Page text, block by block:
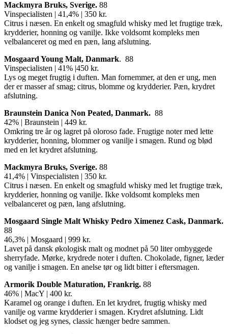
Mackmyra Bruks, Sverige. 88
Vinspecialisten | 41,4% | 350 kr.
Citrus i næsen. En enkelt og smagfuld whisky med let frugtige træk,
krydderier, honning og vanilje. Ikke voldsomt kompleks men
velbalanceret og med en pæn, lang afslutning.
Mosgaard Young Malt, Danmark. 88
Vinspecialisten | 41% |450 kr.
Lys og meget frugtig i duften. Man fornemmer, at den er ung, men
der er masser af smag; citrus, blomme og krydderier. Pæn, krydret
afslutning.
Braunstein Danica Non Peated, Danmark. 88
42% | Braunstein | 449 kr.
Omkring tre år og lagret på oloroso fade. Frugtige noter med lette
krydderier, honning, blommer og vanilje i smagen. Rund og blød
med en let krydret afslutning.
Mackmyra Bruks, Sverige. 88
41,4% | Vinspecialisten | 350 kr.
Citrus i næsen. En enkelt og smagfuld whisky med let frugtige træk,
krydderier, honning og vanilje. Ikke voldsomt kompleks men
velbalanceret og pæn, lang afslutning.
Mosgaard Single Malt Whisky Pedro Ximenez Cask, Danmark.
88
46,3% | Mosgaard | 999 kr.
Lavet på dansk økologisk malt og modnet på 50 liter ombyggede
sherryfade. Mørke, krydrede noter i duften. Chokolade, figner, læder
og vanilje i smagen. En anelse tør og lidt bitter i eftersmagen.
Armorik Double Maturation, Frankrig. 88
46% | MacY | 400 kr.
Karamel og orange i duften. En let krydret, frugtig whisky med
vanilje og varme krydderier i smagen. Krydret afslutning. Lidt
klodset og jeg synes, classic hænger bedre sammen.